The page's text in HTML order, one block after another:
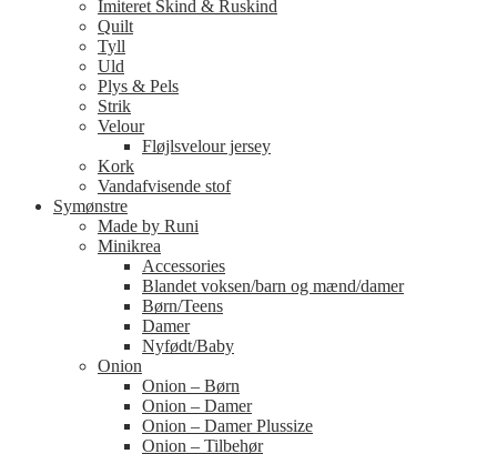
Imiteret Skind & Ruskind
Quilt
Tyll
Uld
Plys & Pels
Strik
Velour
Fløjlsvelour jersey
Kork
Vandafvisende stof
Symønstre
Made by Runi
Minikrea
Accessories
Blandet voksen/barn og mænd/damer
Børn/Teens
Damer
Nyfødt/Baby
Onion
Onion – Børn
Onion – Damer
Onion – Damer Plussize
Onion – Tilbehør